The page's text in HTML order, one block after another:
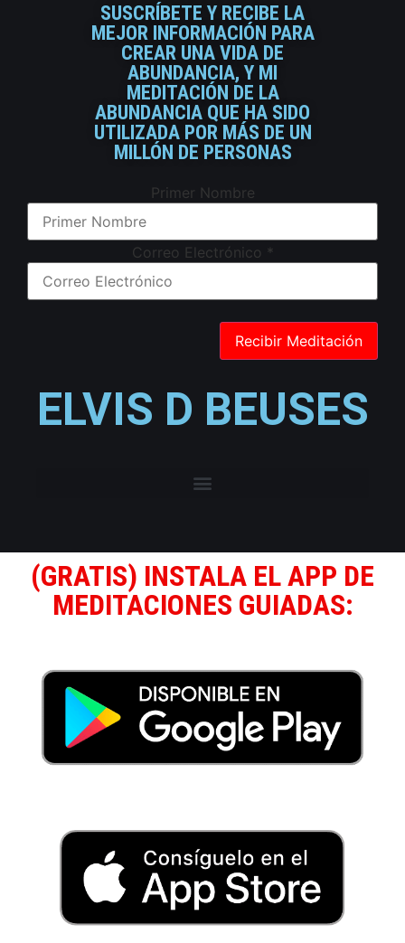
SUSCRÍBETE Y RECIBE LA
MEJOR INFORMACIÓN PARA
CREAR UNA VIDA DE
ABUNDANCIA, Y MI
MEDITACIÓN DE LA
ABUNDANCIA QUE HA SIDO
UTILIZADA POR MÁS DE UN
MILLÓN DE PERSONAS
Primer Nombre
Correo Electrónico *
ELVIS D BEUSES
(GRATIS) INSTALA EL APP DE
MEDITACIONES GUIADAS: